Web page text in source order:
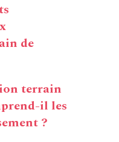
de
terrain
il les
?